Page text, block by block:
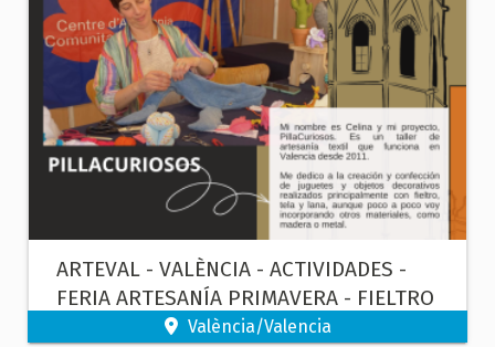
ARTEVAL - VALÈNCIA - ACTIVIDADES -
FERIA ARTESANÍA PRIMAVERA - FIELTRO
València/Valencia